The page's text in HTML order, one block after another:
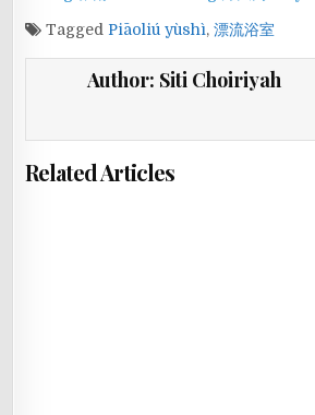
Tagged Piāoliú yùshì,漂流浴室
Author: Siti Choiriyah
Related Articles